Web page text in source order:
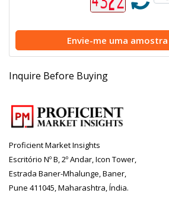
Envie-me uma amostra
Inquire Before Buying
Proficient Market Insights
Escritório Nº B, 2º Andar, Icon Tower,
Estrada Baner-Mhalunge, Baner,
Pune 411045, Maharashtra, Índia.